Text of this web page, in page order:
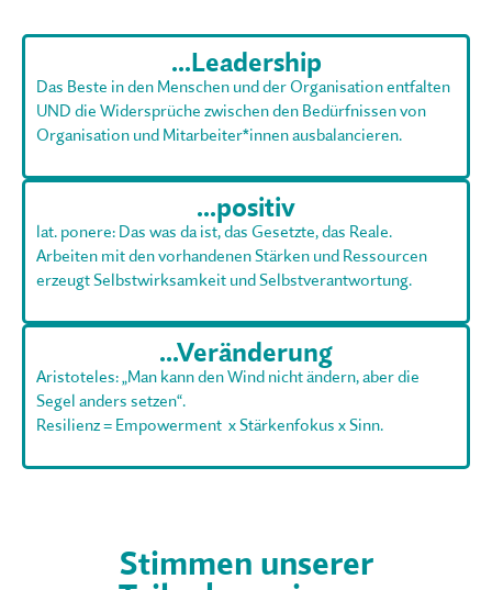
...Leadership
Das Beste in den Menschen und der Organisation entfalten
UND die Widersprüche zwischen den Bedürfnissen von
Organisation und Mitarbeiter*innen ausbalancieren.
...positiv
lat. ponere: Das was da ist, das Gesetzte, das Reale.
Arbeiten mit den vorhandenen Stärken und Ressourcen
erzeugt Selbstwirksamkeit und Selbstverantwortung.
...Veränderung
Aristoteles: „Man kann den Wind nicht ändern, aber die
Segel anders setzen“.
Resilienz = Empowerment x Stärkenfokus x Sinn.
Stimmen unserer